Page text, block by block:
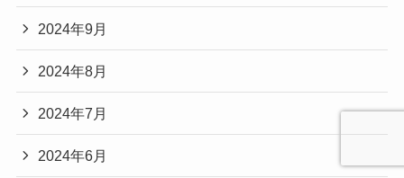
2024年9月
2024年8月
2024年7月
2024年6月